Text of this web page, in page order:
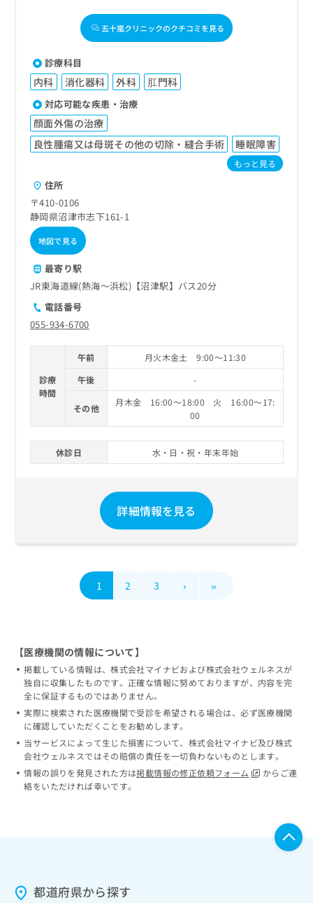
五十嵐クリニックのクチコミを見る
診療科目
内科 消化器科 外科 肛門科
対応可能な疾患・治療
顔面外傷の治療
良性腫瘍又は母斑その他の切除・縫合手術
睡眠障害
もっと見る
住所
〒410-0106
静岡県沼津市志下161-1
地図で見る
最寄り駅
JR東海道線(熱海～浜松)【沼津駅】バス20分
電話番号
055-934-6700
診療
時間
午前
月火木金土 9:00～11:30
午後
-
その他
月木金 16:00～18:00 火 16:00～17:
00
休診日 水・日・祝・年末年始
詳細情報を見る
1 2 3 › »
【医療機関の情報について】
掲載している情報は、株式会社マイナビおよび株式会社ウェルネスが
独自に収集したものです。正確な情報に努めておりますが、内容を完
全に保証するものではありません。
実際に検索された医療機関で受診を希望される場合は、必ず医療機関
に確認していただくことをお勧めします。
当サービスによって生じた損害について、株式会社マイナビ及び株式
会社ウェルネスではその賠償の責任を一切負わないものとします。
情報の誤りを発見された方は掲載情報の修正依頼フォーム
からご連
絡をいただければ幸いです。
都道府県から探す